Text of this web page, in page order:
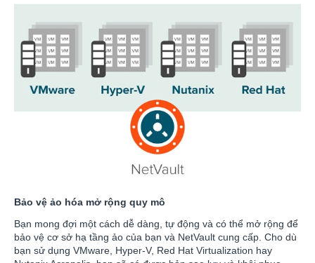
Bảo vệ ảo hóa mở rộng quy mô
Bạn mong đợi một cách dễ dàng, tự động và có thể mở rộng để
bảo vệ cơ sở hạ tầng ảo của bạn và NetVault cung cấp. Cho dù
bạn sử dụng VMware, Hyper-V, Red Hat Virtualization hay